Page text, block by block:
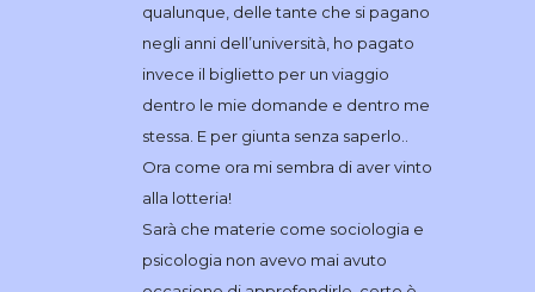
qualunque, delle tante che si pagano
negli anni dell’università, ho pagato
invece il biglietto per un viaggio
dentro le mie domande e dentro me
stessa. E per giunta senza saperlo..
Ora come ora mi sembra di aver vinto
alla lotteria!
Sarà che materie come sociologia e
psicologia non avevo mai avuto